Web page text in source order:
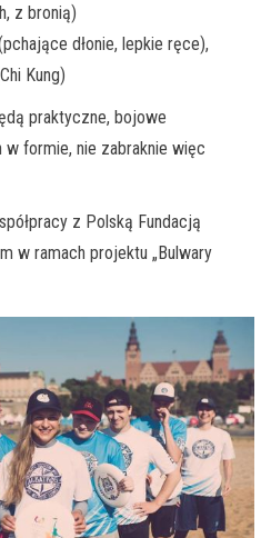
z bronią)
dłonie, lepkie ręce),
Kung)
praktyczne, bojowe
formie, nie zabraknie więc
z Polską Fundacją
w ramach projektu „Bulwary